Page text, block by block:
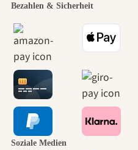
uns
führt
den
Bezahlen & Sicherheit
Soziale Medien